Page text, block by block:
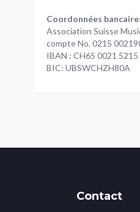
Coordonnées
Association Suisse
compte No. 0215
IBAN : CH65 0021
BIC: UBSWCHZH80A
Contact